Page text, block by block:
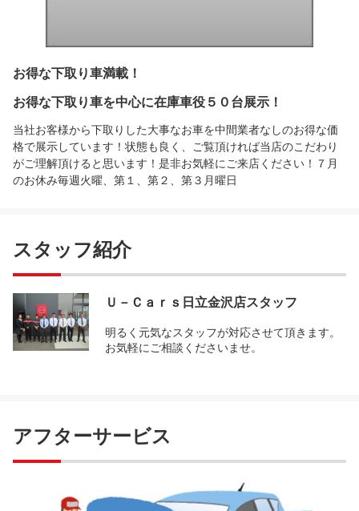
お得な下取り車満載！
お得な下取り車を中心に在庫車役５０台展示！
当社お客様から下取りした大事なお車を中間業者なしのお得な価
格で展示しています！状態も良く、ご覧頂ければ当店のこだわり
がご理解頂けると思います！是非お気軽にご来店ください！７月
のお休み毎週火曜、第１、第２、第３月曜日
スタッフ紹介
Ｕ－Ｃａｒｓ日立金沢店スタッフ
明るく元気なスタッフが対応させて頂きます。
お気軽にご相談くださいませ。
アフターサービス